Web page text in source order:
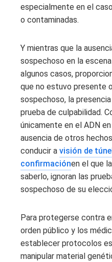
especialmente en el
o contaminadas.
Y mientras que la
sospechoso en la
algunos casos,
que no estuvo presente
sospechoso, la
prueba de culpabilidad.
únicamente en el ADN
ausencia de otros
conducir a visión de túnel
confirmaciónen el que
saberlo, ignoran las
sospechoso de su
Para protegerse contra
orden público y los
establecer protocolos
manipular material